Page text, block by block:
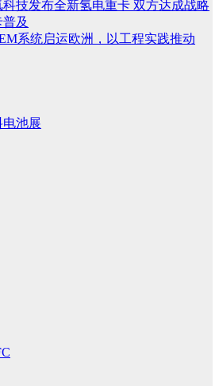
技发布全新氢电重卡 双方达成战略
及
系统启运欧洲，以工程实践推动
电池展